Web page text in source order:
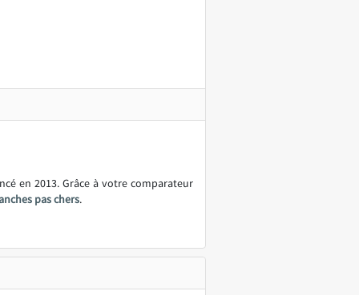
en 2013. Grâce à votre comparateur
pas chers.